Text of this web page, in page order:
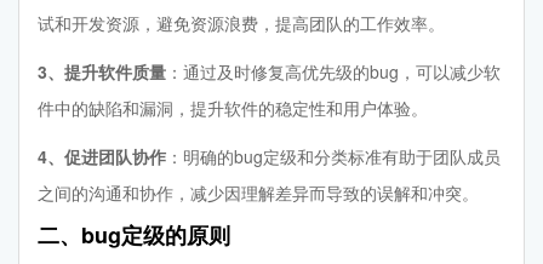
试和开发资源，避免资源浪费，提高团队的工作效率。
3、提升软件质量 ：通过及时修复高优先级的bug，可以减少软
件中的缺陷和漏洞，提升软件的稳定性和用户体验。
4、促进团队协作 ：明确的bug定级和分类标准有助于团队成员
之间的沟通和协作，减少因理解差异而导致的误解和冲突。
二、bug定级的原则